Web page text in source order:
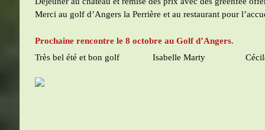
Merci au golf d’Angers la Perrière et au restaurant pour
Prochaine rencontre le 8 octobre au Golf d’Angers.
Très bel été et bon golf Isabelle Marty